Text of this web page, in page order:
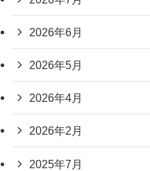
2026年6月
2026年5月
2026年4月
2026年2月
2025年7月